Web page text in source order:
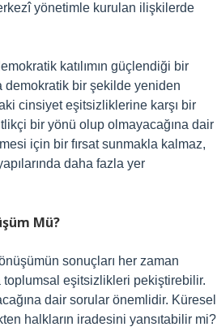
yönetimle kurulan ilişkilerde
katılımın güçlendiği bir
demokratik bir şekilde yeniden
cinsiyet eşitsizliklerine karşı bir
bir yönü olup olmayacağına dair
için bir fırsat sunmakla kalmaz,
daha fazla yer
Mü?
sonuçları her zaman
toplumsal eşitsizlikleri pekiştirebilir.
dair sorular önemlidir. Küresel
halkların iradesini yansıtabilir mi?